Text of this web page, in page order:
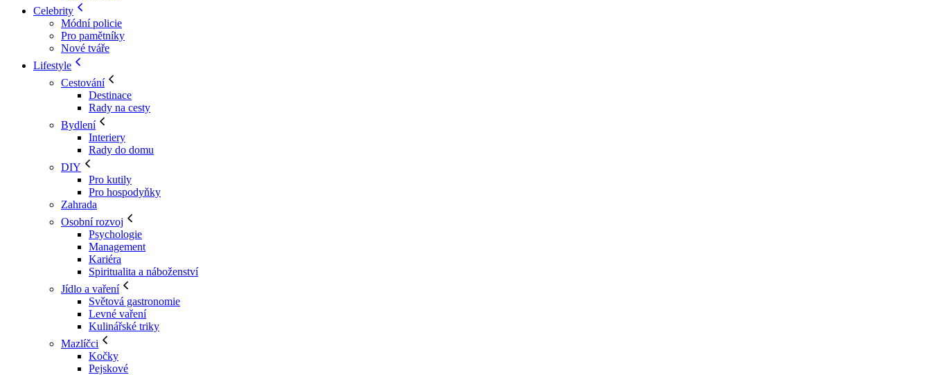
Celebrity
Módní policie
Pro pamětníky
Nové tváře
Lifestyle
Cestování
Destinace
Rady na cesty
Bydlení
Interiery
Rady do domu
DIY
Pro kutily
Pro hospodyňky
Zahrada
Osobní rozvoj
Psychologie
Management
Kariéra
Spiritualita a náboženství
Jídlo a vaření
Světová gastronomie
Levné vaření
Kulinářské triky
Mazlíčci
Kočky
Pejskové